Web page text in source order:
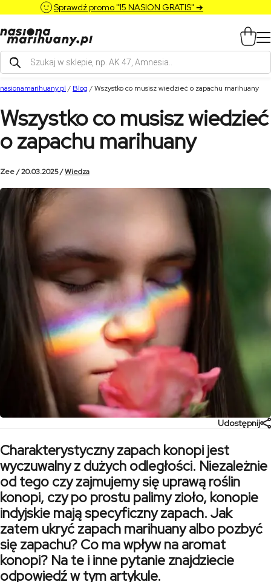
Sprawdź promo "15 NASION GRATIS" ➔
Wyszukiwarka
produktów
nasionamarihuany.pl / Blog /Wszystko co musisz wiedzieć o zapachu marihuany
Wszystko co musisz wiedzieć
o zapachu marihuany
Zee / 20.03.2025 /Wiedza
Udostępnij
Charakterystyczny zapach konopi jest
wyczuwalny z dużych odległości. Niezależnie
od tego czy zajmujemy się uprawą roślin
konopi, czy po prostu palimy zioło, konopie
indyjskie mają specyficzny zapach. Jak
zatem ukryć zapach marihuany albo pozbyć
się zapachu? Co ma wpływ na aromat
konopi? Na te i inne pytanie znajdziecie
odpowiedź w tym artykule.